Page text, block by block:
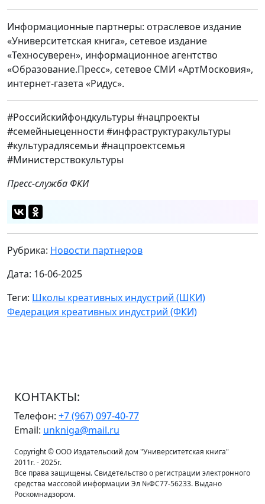
Информационные партнеры: отраслевое издание
«Университетская книга», сетевое издание
«Техносуверен», информационное агентство
«Образование.Пресс», сетевое СМИ «АртМосковия»,
интернет-газета «Ридус».
#Российскийфондкультуры #нацпроекты
#семейныеценности #инфраструктуракультуры
#культурадлясемьи #нацпроектсемья
#Министерствокультуры
Пресс-служба ФКИ
Рубрика: Новости партнеров
Дата: 16-06-2025
Теги: Школы креативных индустрий (ШКИ)
Федерация креативных индустрий (ФКИ)
КОНТАКТЫ:
Телефон: +7 (967) 097-40-77
Email: unkniga@mail.ru
Copyright © ООО Издательский дом "Университетская книга"
2011г. - 2025г.
Все права защищены. Свидетельство о регистрации электронного
средства массовой информации Эл №ФС77-56233. Выдано
Роскомнадзором.